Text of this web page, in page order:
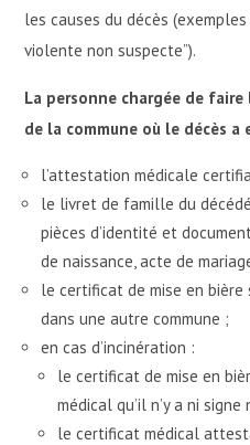
les causes du décès
violente non suspecte”).
La personne chargée de
de la commune où le décès
l’attestation médicale
le livret de famille du
pièces d’identité et
de naissance, acte de
le certificat de mise en
dans une autre commune ;
en cas d’incinération :
le certificat de mise en
médical qu’il n’y a ni
le certificat médical